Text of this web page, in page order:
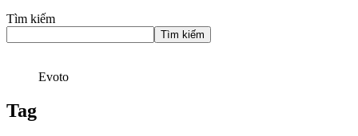
Tìm kiếm
Tìm kiếm
Evoto
Tag